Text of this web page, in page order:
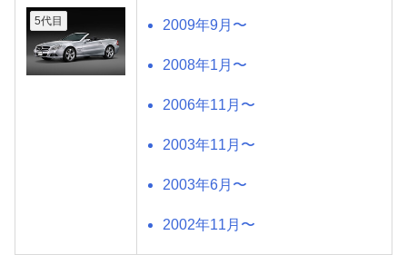
5代目 2009年9月〜
2008年1月〜
2006年11月〜
2003年11月〜
2003年6月〜
2002年11月〜